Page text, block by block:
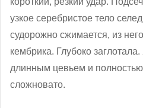
узкое серебристое тело
судорожно сжимается, из
кембрика. Глубоко
длинным цевьем и полностью
сложновато.